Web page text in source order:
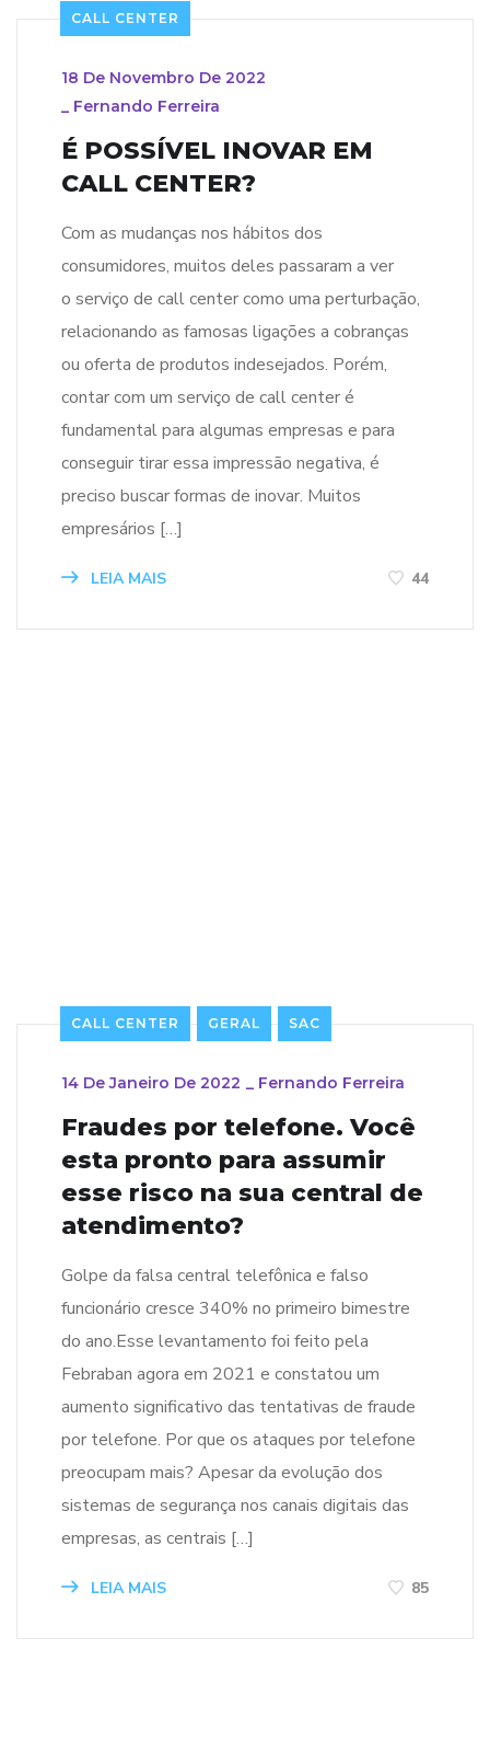
CALL CENTER
18 De Novembro De 2022
_ Fernando Ferreira
É POSSÍVEL INOVAR EM
CALL CENTER?
Com as mudanças nos hábitos dos
consumidores, muitos deles passaram a ver
o serviço de call center como uma perturbação,
relacionando as famosas ligações a cobranças
ou oferta de produtos indesejados. Porém,
contar com um serviço de call center é
fundamental para algumas empresas e para
conseguir tirar essa impressão negativa, é
preciso buscar formas de inovar. Muitos
empresários […]
LEIA MAIS 44
CALL CENTER GERAL SAC
14 De Janeiro De 2022 _ Fernando Ferreira
Fraudes por telefone. Você
esta pronto para assumir
esse risco na sua central de
atendimento?
Golpe da falsa central telefônica e falso
funcionário cresce 340% no primeiro bimestre
do ano.Esse levantamento foi feito pela
Febraban agora em 2021 e constatou um
aumento significativo das tentativas de fraude
por telefone. Por que os ataques por telefone
preocupam mais? Apesar da evolução dos
sistemas de segurança nos canais digitais das
empresas, as centrais […]
LEIA MAIS 85